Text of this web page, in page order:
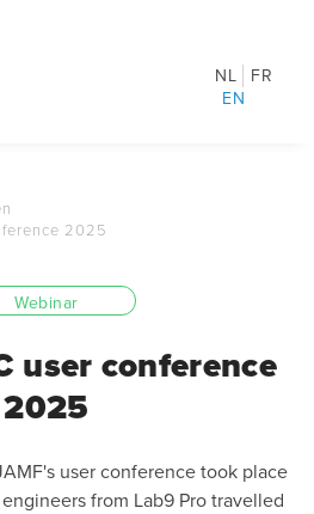
NL
FR
EN
2025
Webinar
user conference
2025
user conference took place
from Lab9 Pro travelled